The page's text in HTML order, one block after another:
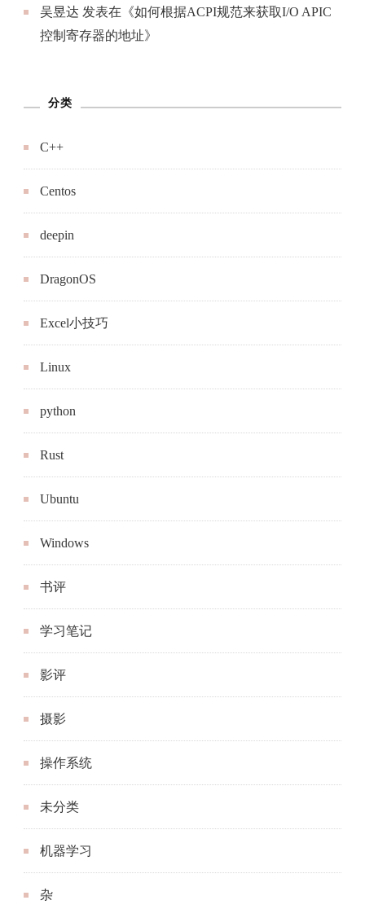
吴昱达 发表在《如何根据ACPI规范来获取I/O APIC
控制寄存器的地址》
分类
C++
Centos
deepin
DragonOS
Excel小技巧
Linux
python
Rust
Ubuntu
Windows
书评
学习笔记
影评
摄影
操作系统
未分类
机器学习
杂